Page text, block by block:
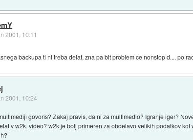
2001, 10:11
backupa ti ni treba delat, zna pa bit problem ce nonstop d.... po
2001, 10:24
govoris? Zakaj pravis, da ni za multimedio? Igranje iger?
v w2k. video? w2k je bolj primeren za obdelavo velikih podatkov kot